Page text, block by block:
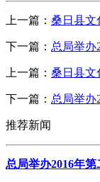
上一篇： 桑日县文
下一篇： 总局举办
上一篇： 桑日县文
下一篇： 总局举办
推荐新闻
总局举办2016年第